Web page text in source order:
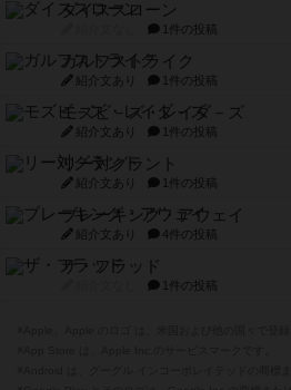
ダイススローン
1件の投稿
ガルフストライク
紹介文あり 1件の投稿
モズビ－ズ・レイダ－ズ
紹介文あり 1件の投稿
リー対グラント
紹介文あり 1件の投稿
ブレーキング・アウェイ
紹介文あり 4件の投稿
ザ・フラッド
1件の投稿